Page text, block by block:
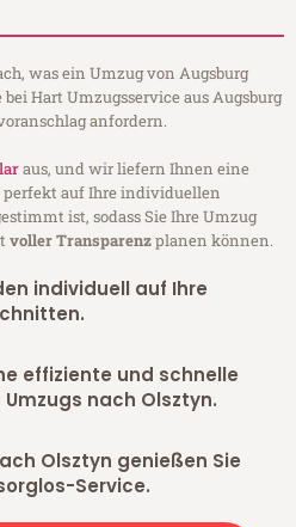
was ein Umzug von Augsburg
Hart Umzugsservice aus Augsburg
anfordern.
aus, und wir liefern Ihnen eine
perfekt auf Ihre individuellen
ist, sodass Sie Ihre Umzug
voller Transparenzplanen können.
individuell auf Ihre
effiziente und schnelle
nach Olsztyn.
Olsztyn genießen Sie
Service.